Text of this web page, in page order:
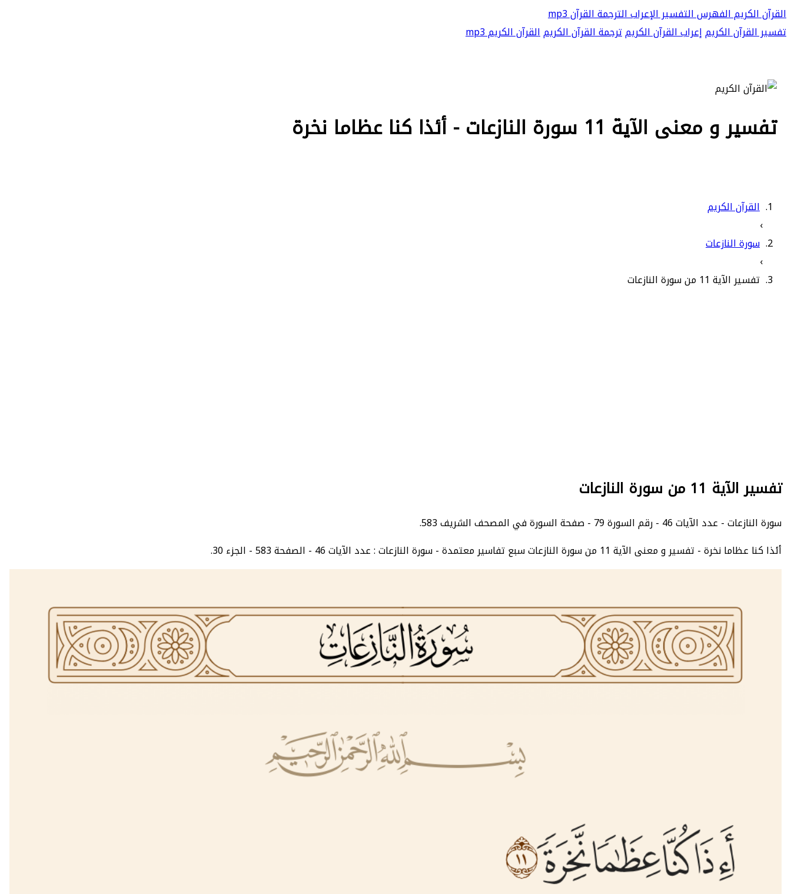
القرآن الكريمالفهرسالتفسيرالإعرابالترجمةالقرآن mp3
تفسير القرآن الكريمإعراب القرآن الكريمترجمة القرآن الكريمالقرآن الكريم mp3
تفسير و معنى الآية 11 سورة النازعات - أئذا كنا عظاما نخرة
القرآن الكريم
›
سورة النازعات
›
تفسير الآية 11 من سورة النازعات
تفسير الآية 11 من سورة النازعات
سورة النازعات - عدد الآيات 46 - رقم السورة 79 - صفحة السورة في المصحف الشريف 583.
أئذا كنا عظاما نخرة - تفسير و معنى الآية 11 من سورة النازعات سبع تفاسير معتمدة - سورة النازعات : عدد الآيات 46 - الصفحة 583 - الجزء 30.